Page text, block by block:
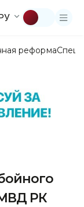
реформа
МВД РК